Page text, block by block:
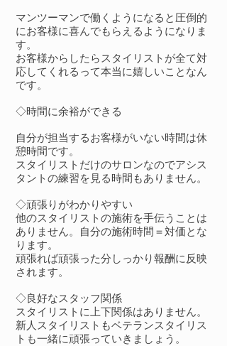
マンツーマンで働くようになると圧倒的
にお客様に喜んでもらえるようになりま
す。
お客様からしたらスタイリストが全て対
応してくれるって本当に嬉しいことなん
です。
◇時間に余裕ができる
自分が担当するお客様がいない時間は休
憩時間です。
スタイリストだけのサロンなのでアシス
タントの練習を見る時間もありません。
◇頑張りがわかりやすい
他のスタイリストの施術を手伝うことは
ありません。自分の施術時間＝対価とな
ります。
頑張れば頑張った分しっかり報酬に反映
されます。
◇良好なスタッフ関係
スタイリストに上下関係はありません。
新人スタイリストもベテランスタイリス
トも一緒に頑張っていきましょう。